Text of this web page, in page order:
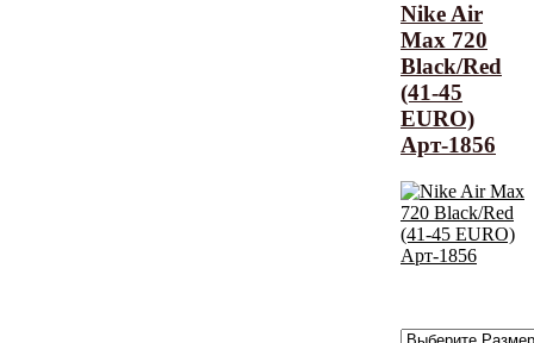
Nike Air
Max 720
Black/Red
(41-45
EURO)
Арт-1856